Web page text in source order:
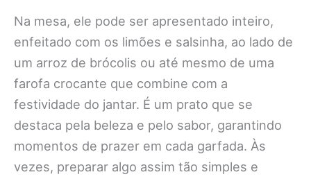
Na mesa, ele pode ser apresentado inteiro,
enfeitado com os limões e salsinha, ao lado de
um arroz de brócolis ou até mesmo de uma
farofa crocante que combine com a
festividade do jantar. É um prato que se
destaca pela beleza e pelo sabor, garantindo
momentos de prazer em cada garfada. Às
vezes, preparar algo assim tão simples e